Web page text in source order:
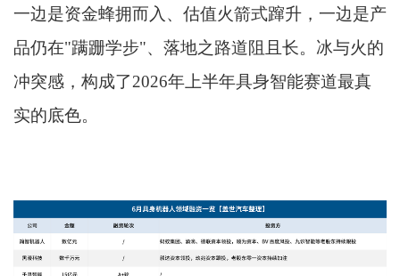
一边是资金蜂拥而入、估值火箭式蹿升，一边是产
品仍在"蹒跚学步"、落地之路道阻且长。冰与火的
冲突感，构成了2026年上半年具身智能赛道最真
实的底色。